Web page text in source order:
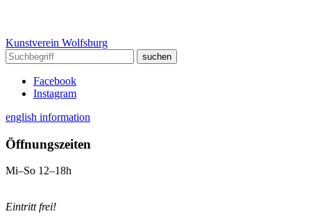
Kunstverein Wolfsburg
Facebook
Instagram
english information
Öffnungszeiten
Mi–So 12–18h
Eintritt frei!